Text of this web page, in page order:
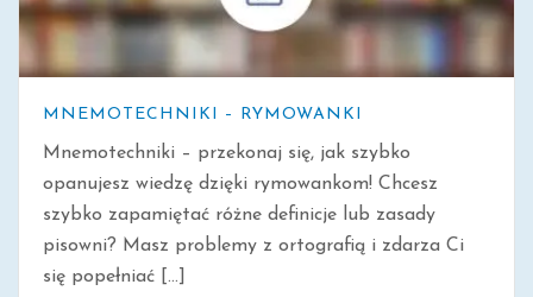
MNEMOTECHNIKI – RYMOWANKI
Mnemotechniki – przekonaj się, jak szybko
opanujesz wiedzę dzięki rymowankom! Chcesz
szybko zapamiętać różne definicje lub zasady
pisowni? Masz problemy z ortografią i zdarza Ci
się popełniać [...]